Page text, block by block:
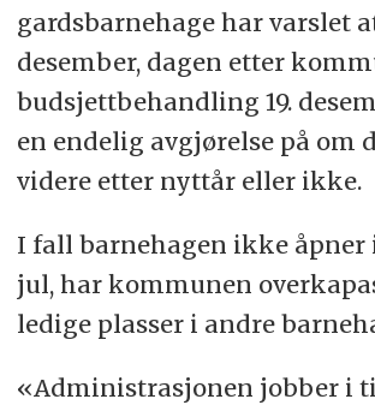
gardsbarnehage har varslet
desember, dagen etter
budsjettbehandling 19.
en endelig avgjørelse på om
videre etter nyttår eller ikke.
I fall barnehagen ikke åpner
jul, har kommunen
ledige plasser i andre
«Administrasjonen jobber i